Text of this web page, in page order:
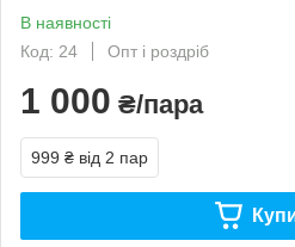
В наявності
Код: 24
Опт і роздріб
1 000 ₴/пара
999 ₴ від 2 пар